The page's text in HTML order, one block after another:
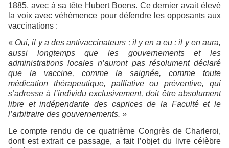
1885, avec à sa tête Hubert Boens. Ce dernier avait élevé
la voix avec véhémence pour défendre les opposants aux
vaccinations :
« Oui, il y a des antivaccinateurs ; il y en a eu : il y en aura,
aussi longtemps que les gouvernements et les
administrations locales n’auront pas résolument déclaré
que la vaccine, comme la saignée, comme toute
médication thérapeutique, palliative ou préventive, qui
s’adresse à l’individu exclusivement, doit être absolument
libre et indépendante des caprices de la Faculté et le
l’arbitraire des gouvernements. »
Le compte rendu de ce quatrième Congrès de Charleroi,
dont est extrait ce passage, a fait l’objet du livre célèbre